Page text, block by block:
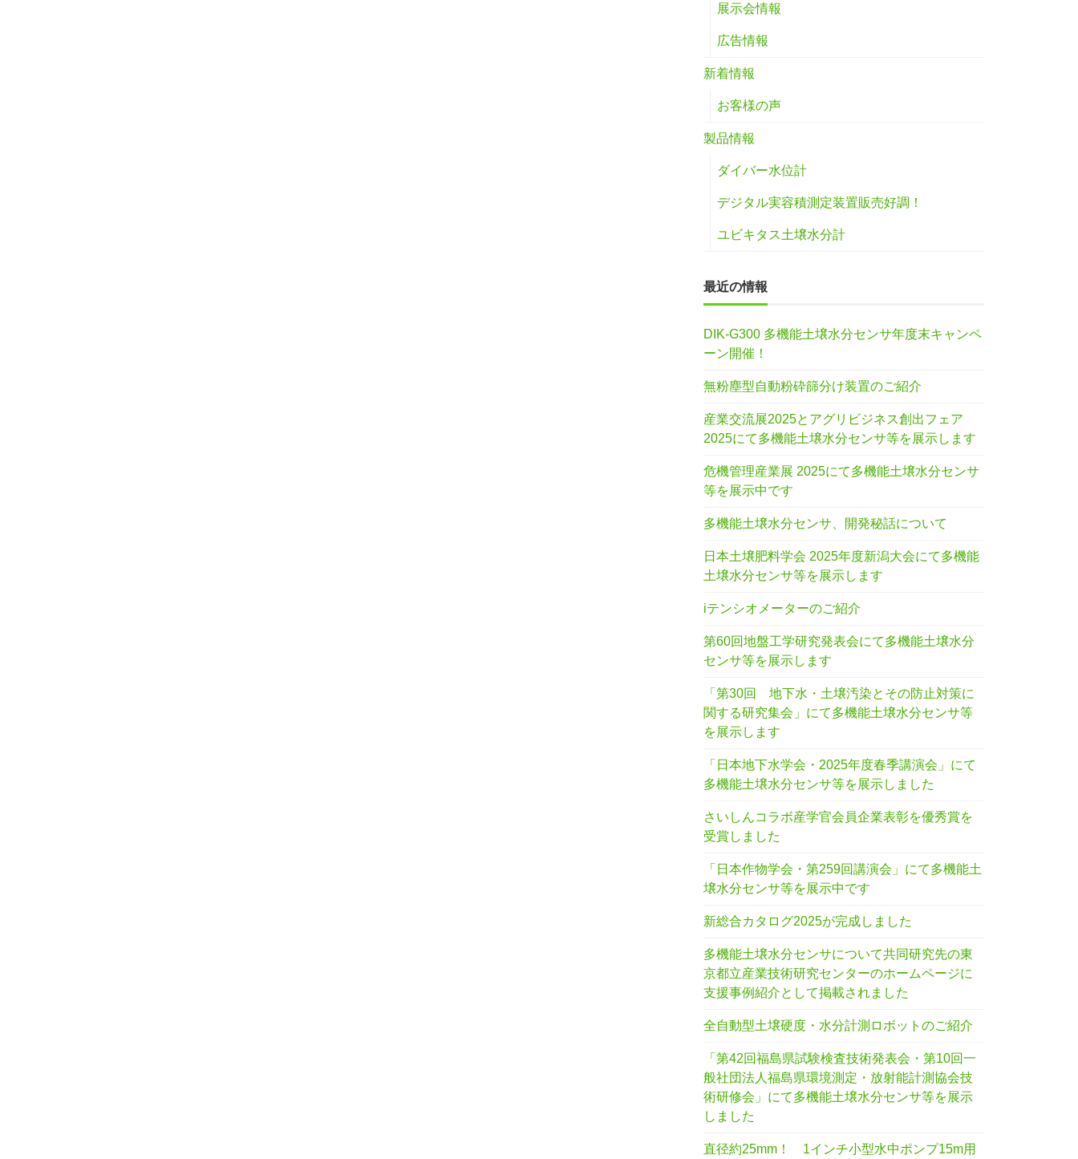
展示会情報
広告情報
新着情報
お客様の声
製品情報
ダイバー水位計
デジタル実容積測定装置販売好調！
ユビキタス土壌水分計
最近の情報
DIK-G300 多機能土壌水分センサ年度末キャンペ
ーン開催！
無粉塵型自動粉砕篩分け装置のご紹介
産業交流展2025とアグリビジネス創出フェア
2025にて多機能土壌水分センサ等を展示します
危機管理産業展 2025にて多機能土壌水分センサ
等を展示中です
多機能土壌水分センサ、開発秘話について
日本土壌肥料学会 2025年度新潟大会にて多機能
土壌水分センサ等を展示します
iテンシオメーターのご紹介
第60回地盤工学研究発表会にて多機能土壌水分
センサ等を展示します
「第30回 地下水・土壌汚染とその防止対策に
関する研究集会」にて多機能土壌水分センサ等
を展示します
「日本地下水学会・2025年度春季講演会」にて
多機能土壌水分センサ等を展示しました
さいしんコラボ産学官会員企業表彰を優秀賞を
受賞しました
「日本作物学会・第259回講演会」にて多機能土
壌水分センサ等を展示中です
新総合カタログ2025が完成しました
多機能土壌水分センサについて共同研究先の東
京都立産業技術研究センターのホームページに
支援事例紹介として掲載されました
全自動型土壌硬度・水分計測ロボットのご紹介
「第42回福島県試験検査技術発表会・第10回一
般社団法人福島県環境測定・放射能計測協会技
術研修会」にて多機能土壌水分センサ等を展示
しました
直径約25mm！ 1インチ小型水中ポンプ15m用